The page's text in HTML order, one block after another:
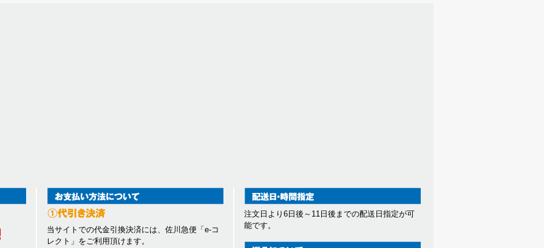
当サイトでの代金引換決済には、佐川急便「e-コ
レクト」をご利用頂けます。
注文日より6日後～11日後までの配送日指定が可
能です。